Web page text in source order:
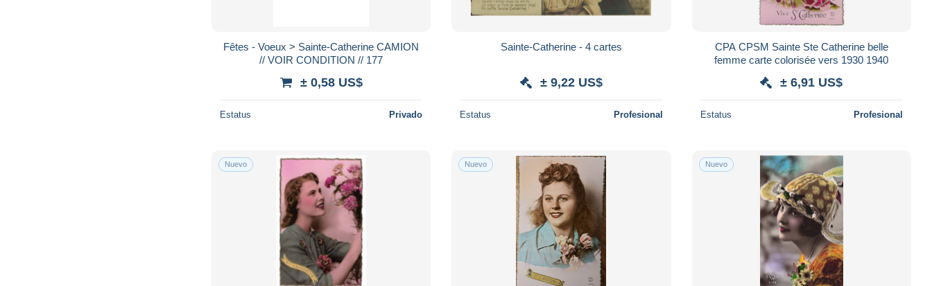
Fêtes - Voeux > Sainte-Catherine CAMION
// VOIR CONDITION // 177
± 0,58 US$
Estatus Privado
Sainte-Catherine - 4 cartes
± 9,22 US$
Estatus Profesional
CPA CPSM Sainte Ste Catherine belle
femme carte colorisée vers 1930 1940
± 6,91 US$
Estatus Profesional
Nuevo Nuevo Nuevo